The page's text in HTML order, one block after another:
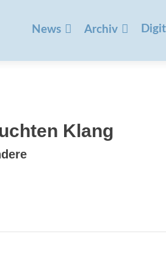
springen
News Archiv
Klang